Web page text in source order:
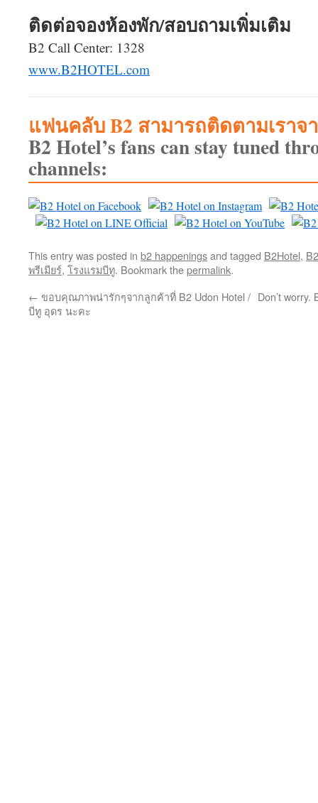
ติดต่อจองห้องพัก/สอบถามเพิ่มเติม
B2 Call Center: 1328
www.B2HOTEL.com
แฟนคลับ B2 สามารถติดตามเราจ
B2 Hotel’s fans can stay tuned
channels:
This entry was posted in b2 happeningsand tagged B2Hotel,
พรีเมียร์, โรงแรมบีทู. Bookmark thepermalink.
← ขอบคุณภาพน่ารักๆจากลูกค้าที่ B2 Udon Hotel /
บีทู อุดร นะคะ
Don’t